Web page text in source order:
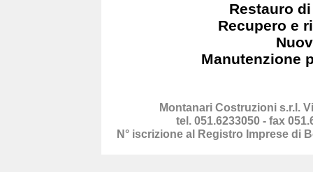
Restauro
Recupero e
Manutenzione
Montanari Costruzioni s.r.l.
tel. 051.6233050 - fax
N° iscrizione al Registro Imprese di